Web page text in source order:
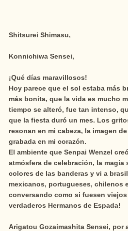
Shitsurei Shimasu,
Konnichiwa Sensei,
¡Qué días maravillosos!
Hoy parece que el sol estaba más
más bonita, que la vida es mucho
tiempo se alteró, fue tan intenso,
que la fiesta duró un mes. Los
resonan en mi cabeza, la imagen
grabada en mi corazón.
El ambiente que Senpai Wenzel
atmósfera de celebración, la magia
colores de las banderas y vi a
mexicanos, portugueses, chilenos
conversando como si fuesen
verdaderos Hermanos de Espada!
Arigatou Gozaimashita Sensei, por